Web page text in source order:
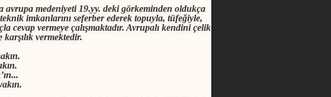
avrupa medeniyeti 19.yy. deki görkeminden oldukça
imkanlarını seferber ederek topuyla, tüfeğiyle,
cevap vermeye çalışmaktadır. Avrupalı kendini çelik
vermektedir.
ın...